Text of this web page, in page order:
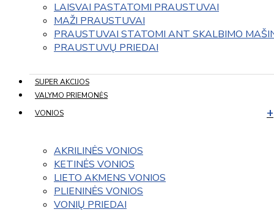
LAISVAI PASTATOMI PRAUSTUVAI
MAŽI PRAUSTUVAI
PRAUSTUVAI STATOMI ANT SKALBIMO
PRAUSTUVŲ PRIEDAI
SUPER AKCIJOS
VALYMO PRIEMONĖS
VONIOS
AKRILINĖS VONIOS
KETINĖS VONIOS
LIETO AKMENS VONIOS
PLIENINĖS VONIOS
VONIŲ PRIEDAI